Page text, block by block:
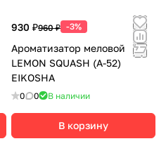
930 ₽960 ₽ -3%
Ароматизатор меловой
LEMON SQUASH (A-52)
EIKOSHA
0 0 В наличии
В корзину